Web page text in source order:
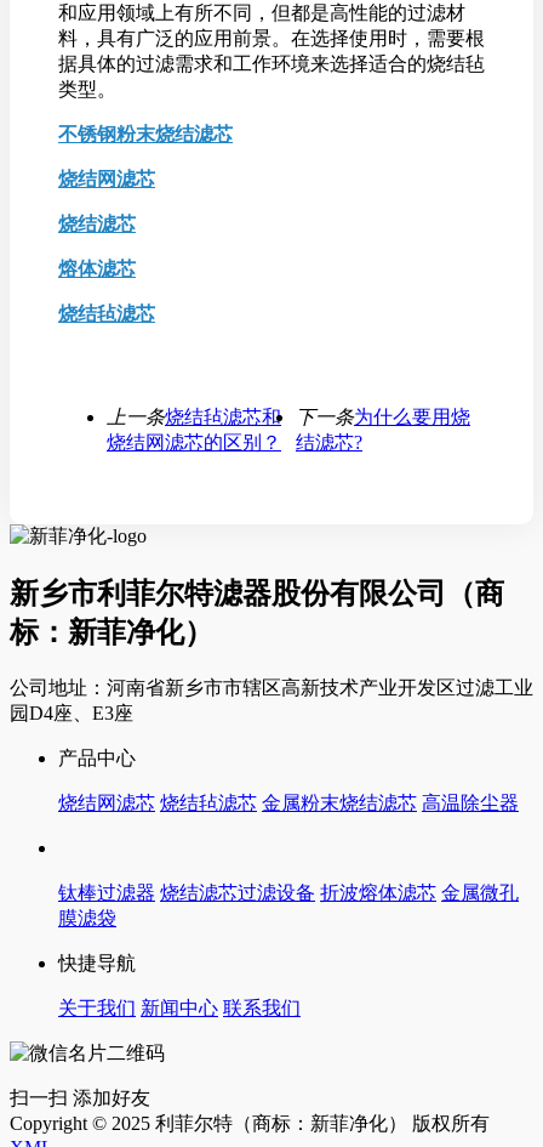
和应用领域上有所不同，但都是高性能的过滤材
料，具有广泛的应用前景。在选择使用时，需要根
据具体的过滤需求和工作环境来选择适合的烧结毡
类型。
不锈钢粉末烧结滤芯
烧结网滤芯
烧结滤芯
熔体滤芯
烧结毡滤芯
上一条烧结毡滤芯和
烧结网滤芯的区别？
下一条为什么要用烧
结滤芯?
新乡市利菲尔特滤器股份有限公司（商
标：新菲净化）
公司地址：河南省新乡市市辖区高新技术产业开发区过滤工业
园D4座、E3座
产品中心
烧结网滤芯 烧结毡滤芯 金属粉末烧结滤芯 高温除尘器
钛棒过滤器 烧结滤芯过滤设备 折波熔体滤芯 金属微孔
膜滤袋
快捷导航
关于我们 新闻中心 联系我们
扫一扫 添加好友
Copyright © 2025 利菲尔特（商标：新菲净化） 版权所有